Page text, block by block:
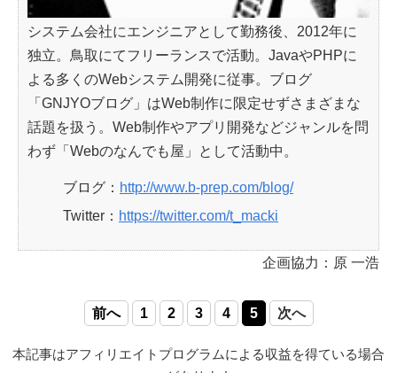
システム会社にエンジニアとして勤務後、2012年に
独立。鳥取にてフリーランスで活動。JavaやPHPに
よる多くのWebシステム開発に従事。ブログ
「GNJYOブログ」はWeb制作に限定せずさまざまな
話題を扱う。Web制作やアプリ開発などジャンルを問
わず「Webのなんでも屋」として活動中。
ブログ： http://www.b-prep.com/blog/
Twitter： https://twitter.com/t_macki
企画協力：原 一浩
前へ 1 2 3 4 5 次へ
本記事はアフィリエイトプログラムによる収益を得ている場合